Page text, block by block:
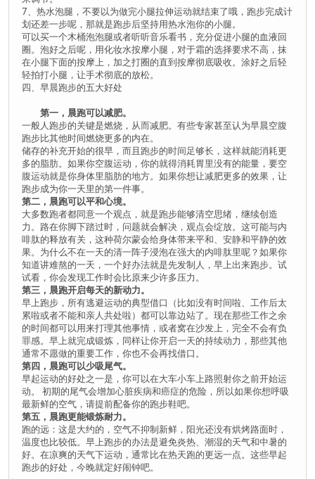
7、热水泡腿，不要以为做完小腿拉伸运动就结束了哦，跑步完成计
划还差一步呢，那就是跑步后坚持用热水泡你的小腿。
可以买一个木桶泡泡腿或者听听音乐看书，充分促进小腿的血液回
圈。泡好之后呢，用化妆水按摩小腿，对于霜的选择要求不高，抹
在小腿下面的按摩上，加之打圈的直到按摩彻底吸收。涂好之后轻
轻拍打小腿，让手术彻底的放松。
四、早晨跑步的五大好处
第一，晨跑可以减肥。
一般人跑步的关键是燃烧，从而减肥。有些专家甚至认为早晨空腹
跑步比其他时间燃烧更多的内在。
储存的补充开始的很早，而且跑步的时间足够长，这样就能消耗更
多的脂肪。如果你空腹运动，你的就得消耗胃里没有的能量，要空
腹运动就是你身体里脂肪的地方。如果你想让减肥更多的效果，让
跑步成为你一天里的第一件事。
第二，晨跑可以平和心境。
大多数跑者都同意一个观点，就是跑步能够清空思绪，继续创造
力。路在你脚下踏过时，问题就会解决，观点会绽放。这可能与内
啡肽的释放有关，这种荷尔蒙会给身体带来平和、安静和平静的效
果。为什么不在一天的清一阵子浸泡在强大的内啡肽里呢？如果你
知道讲难熬的一天，一个好办法就是先发制人，早上出来跑步。试
试看，你会发现工作时会比原来少许多压力。
第三，晨跑开启每天的新动力。
早上跑步，所有逃避运动的典型借口（比如没有时间啦、工作后太
累啦或者不能和亲人共处啦）都可以靠边站了。现在那些工作之余
的时间都可以用来打理其他事情，或者窝在沙发上，完全不会有负
罪感。早上就完成锻炼，同样让你开启一天的持续动力，那些其他
通常不愿做的重要工作，你也不会再找借口。
第四，晨跑可以少吸尾气。
早起运动的好处之一是，你可以在大车小车上路照射你之前开始运
动。 初期的尾气会增加心脏疾病和癌症的危险，所以如果你想呼吸
最新鲜的空气，请提前配备你的跑步鞋吧。
第五，晨跑更能锻炼耐力。
跑的远：这是大约的，空气不抑制新鲜，阳光还没有烘烤路面时，
温度也比较低。早上跑步的办法是避免炎热、潮湿的天气和中暑的
好。在凉爽的天气下运动，通常比在热天跑的更远一点。这些早起
跑步的好处，今晚就定好闹钟吧。